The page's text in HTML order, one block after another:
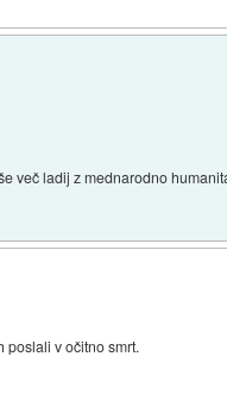
več ladij z mednarodno
poslali v očitno smrt.